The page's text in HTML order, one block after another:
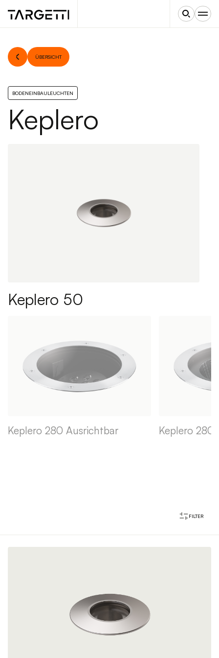
ÜBERSICHT
BODENEINBAULEUCHTEN
Keplero
Keplero 50
Keplero 280 Ausrichtbar Keplero 280
FILTER